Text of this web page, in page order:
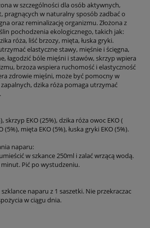
w szczególności dla osób aktywnych,
pragnących w naturalny sposób zadbać o
oraz reminalizację organizmu. Złożona z
pochodzenia ekologicznego, takich jak:
róża, liść brzozy, mięta, łuska gryki.
elastyczne stawy, mięśnie i ścięgna,
łagodzić bóle mięśni i stawów, skrzyp wpiera
brzoza wspiera ruchomość i elastyczność
zdrowie mięśni, może być pomocny w
dzika róża pomaga utrzymać
skrzyp EKO (25%), dzika róża owoc EKO (
(5%), mięta EKO (5%), łuska gryki EKO (5%).
naparu:
w szkance 250ml i zalać wrzącą wodą.
minut. Pić po wystudzeniu.
naparu z 1 saszetki. Nie przekraczac
w ciągu dnia.